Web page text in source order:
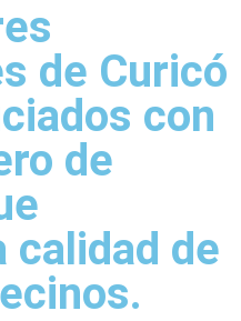
de Curicó
con
de
calidad de